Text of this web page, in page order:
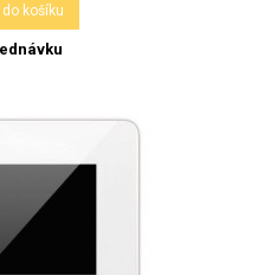
košíku